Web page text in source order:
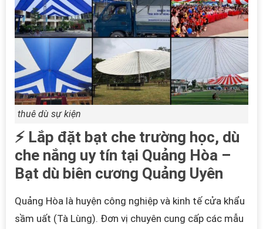
thuê dù sự kiện
⚡ Lắp đặt bạt che trường học, dù
che nắng uy tín tại Quảng Hòa –
Bạt dù biên cương Quảng Uyên
Quảng Hòa là huyện công nghiệp và kinh tế cửa khẩu
sầm uất (Tà Lùng). Đơn vị chuyên cung cấp các mẫu